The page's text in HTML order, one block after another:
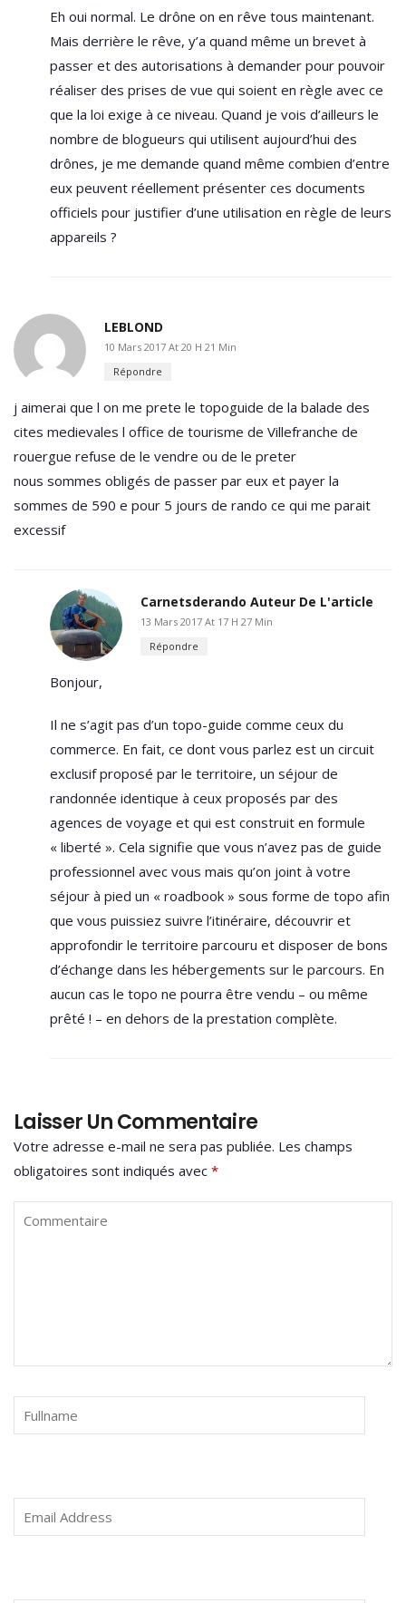
Eh oui normal. Le drône on en rêve tous maintenant.
Mais derrière le rêve, y’a quand même un brevet à
passer et des autorisations à demander pour pouvoir
réaliser des prises de vue qui soient en règle avec ce
que la loi exige à ce niveau. Quand je vois d’ailleurs le
nombre de blogueurs qui utilisent aujourd’hui des
drônes, je me demande quand même combien d’entre
eux peuvent réellement présenter ces documents
officiels pour justifier d’une utilisation en règle de leurs
appareils ?
LEBLOND
10 Mars 2017 At 20 H 21 Min
Répondre
j aimerai que l on me prete le topoguide de la balade des
cites medievales l office de tourisme de Villefranche de
rouergue refuse de le vendre ou de le preter
nous sommes obligés de passer par eux et payer la
sommes de 590 e pour 5 jours de rando ce qui me parait
excessif
Carnetsderando Auteur De L'article
13 Mars 2017 At 17 H 27 Min
Répondre
Bonjour,
Il ne s’agit pas d’un topo-guide comme ceux du
commerce. En fait, ce dont vous parlez est un circuit
exclusif proposé par le territoire, un séjour de
randonnée identique à ceux proposés par des
agences de voyage et qui est construit en formule
« liberté ». Cela signifie que vous n’avez pas de guide
professionnel avec vous mais qu’on joint à votre
séjour à pied un « roadbook » sous forme de topo afin
que vous puissiez suivre l’itinéraire, découvrir et
approfondir le territoire parcouru et disposer de bons
d’échange dans les hébergements sur le parcours. En
aucun cas le topo ne pourra être vendu – ou même
prêté ! – en dehors de la prestation complète.
Laisser Un Commentaire
Votre adresse e-mail ne sera pas publiée. Les champs
obligatoires sont indiqués avec *